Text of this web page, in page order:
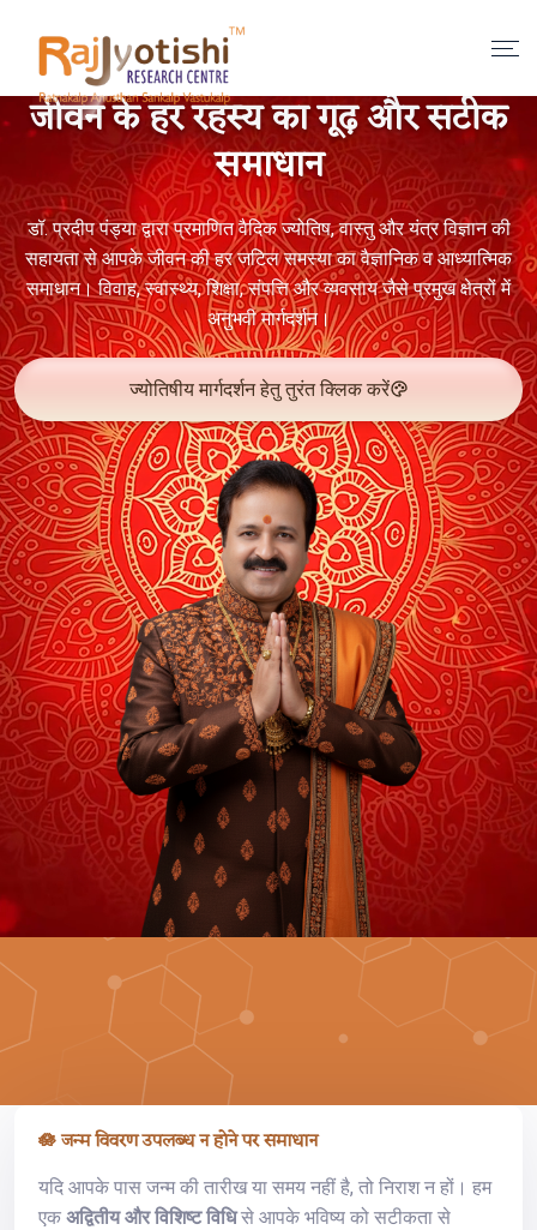
जीवन के हर रहस्य का गूढ़ और सटीक
समाधान
डॉ. प्रदीप पंड्या द्वारा प्रमाणित वैदिक ज्योतिष, वास्तु और यंत्र विज्ञान की
सहायता से आपके जीवन की हर जटिल समस्या का वैज्ञानिक व आध्यात्मिक
समाधान। विवाह, स्वास्थ्य, शिक्षा, संपत्ति और व्यवसाय जैसे प्रमुख क्षेत्रों में
अनुभवी मार्गदर्शन।
ज्योतिषीय मार्गदर्शन हेतु तुरंत क्लिक करें
🪷 जन्म विवरण उपलब्ध न होने पर समाधान
यदि आपके पास जन्म की तारीख या समय नहीं है, तो निराश न हों। हम
एक अद्वितीय और विशिष्ट विधिसे आपके भविष्य को सटीकता से